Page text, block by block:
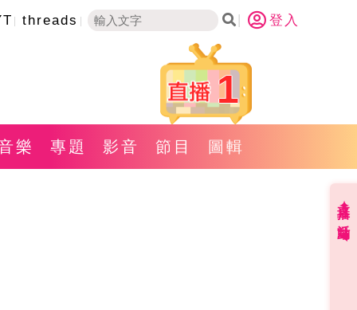
threads 登入
1
樂 專題 影音 節目 圖輯
直播✦活動